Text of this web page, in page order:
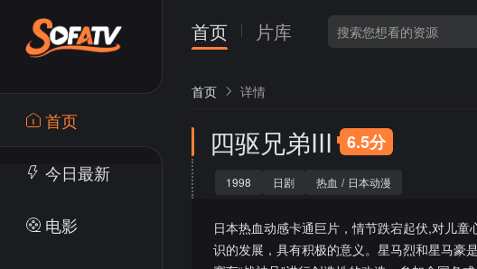
首页
今日最新
电影
首页 片库
首页 详情
四驱兄弟III 6.5分
1998 日剧 热血 / 日本动漫
日本热血动感卡通巨片，情节跌宕起伏,对儿
识的发展，具有积极的意义。星马烈和星马豪